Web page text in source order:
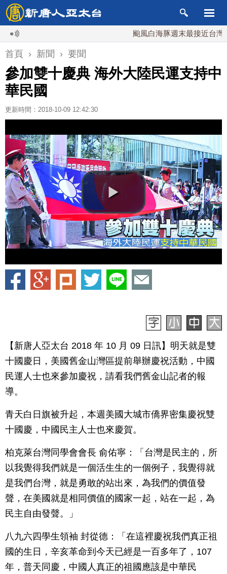
颱風白海豚週末最接近台灣 最快9
首頁 › 新聞 › 要聞
參加雙十慶典 海外大陸民運支持中
華民國
更新時間：2018-10-09 12:42:30
【新唐人亞太台 2018 年 10 月 09 日訊】明天就是雙
十國慶日，美國舊金山灣區提前舉辦慶祝活動，中國
民運人士也來參加慶祝，請看我們舊金山記者的報
導。
青天白日旗被升起，本週美國大城市僑界密集慶祝雙
十國慶，中國民主人士也來慶賀。
柏克萊台灣同學會會長 俞佑寧：「台灣是民主的，所
以我覺得我們就是一個活生生的一個例子，我覺得就
是我們台灣，就是勇敢的站出來，為我們的價值發
聲，在美國就是相同價值的國家一起，站在一起，為
民主自由發聲。」
八九六四學生領袖 封從德：「在這裡慶祝我們真正祖
國的生日，辛亥革命到今天已經是一百多年了，107
年，普天同慶，中國人真正的祖國應該是中華民